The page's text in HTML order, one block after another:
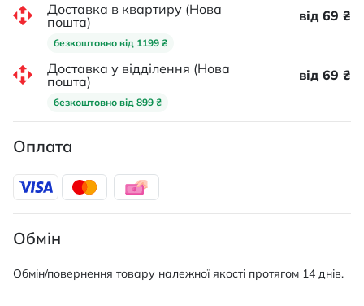
Доставка в квартиру (Нова
пошта)
безкоштовно від 1199 ₴
від 69 ₴
Доставка у відділення (Нова
пошта)
безкоштовно від 899 ₴
від 69 ₴
Оплата
Обмін
Обмін/повернення товару належної якості протягом 14 днів.